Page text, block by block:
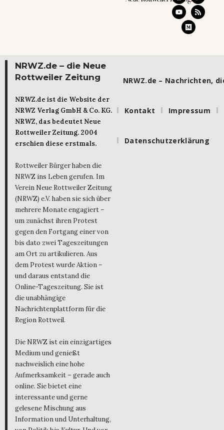
NRWZ.de – die Neue
Rottweiler Zeitung
NRWZ.de ist die Website der
NRWZ Verlag GmbH & Co. KG.
NRWZ, das bedeutet Neue
Rottweiler Zeitung. 2004
erschien diese erstmals.
Rottweiler Bürger haben die
NRWZ ins Leben gerufen. Im
Verein Neue Rottweiler Zeitung
(NRWZ) e.V. haben sie sich über
mehrere Monate engagiert –
um zunächst ihren Protest
gegen den Fortgang einer von
bis dato zwei Tageszeitungen
am Ort zu artikulieren. Aus
dem Protest wurde Aktion –
und daraus entstand die
Online-Tageszeitung. Sie ist
die unabhängige
Nachrichtenplattform für die
Region Rottweil.
Die NRWZ ist ein einzigartiges
Medium und genießt
nachweislich eine hohe
Aufmerksamkeit – gerade auch
online. Sie bietet eine
interessante und gerne
gelesene Mischung aus
Information und Unterhaltung,
NRWZ.de – Nachrichten,
Kontakt Impressum
Datenschutzerklärung